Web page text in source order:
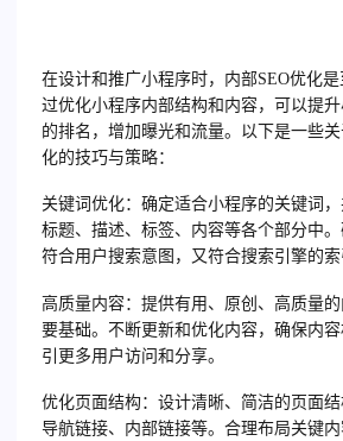
在设计和推广小程序时，内部SEO优化
过优化小程序内部结构和内容，可以提
的排名，增加曝光和流量。以下是一些
化的技巧与策略：
关键词优化：确定适合小程序的关键词
标题、描述、标签、内容等各个部分中
符合用户搜索意图，又符合搜索引擎的索
高质量内容：提供有用、原创、高质量
要基础。不断更新和优化内容，确保内
引更多用户访问和分享。
优化页面结构：设计清晰、简洁的页面结
导航链接、内部链接等。合理布局关键